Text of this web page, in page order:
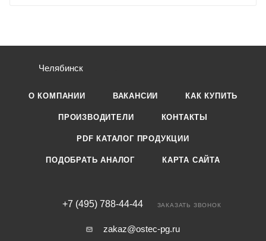
Челябинск
О КОМПАНИИ ВАКАНСИИ КАК КУПИТЬ
ПРОИЗВОДИТЕЛИ КОНТАКТЫ
PDF КАТАЛОГ ПРОДУКЦИИ
ПОДОБРАТЬ АНАЛОГ КАРТА САЙТА
+7 (495) 788-44-44 ЗАКАЗАТЬ ЗВОНОК
zakaz@ostec-pg.ru